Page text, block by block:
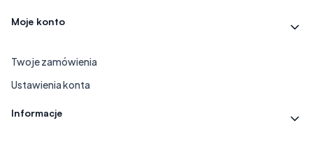
Moje konto
Twoje zamówienia
Ustawienia konta
Informacje